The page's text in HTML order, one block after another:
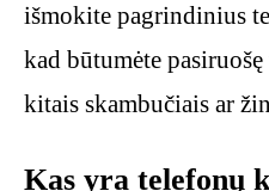
išmokite pagrindinius
kad būtumėte
kitais skambučiais ar
Kas yra telefonų